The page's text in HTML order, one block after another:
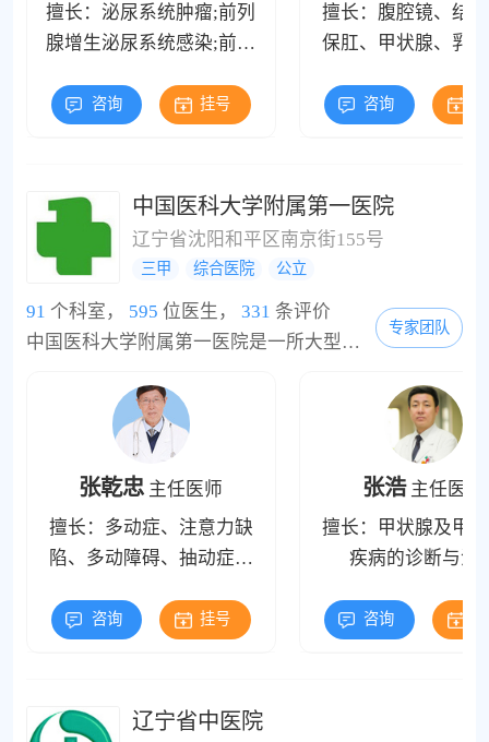
擅长：泌尿系统肿瘤;前列
腺增生泌尿系统感染;前列
咨询 挂号
擅长：腹腔镜、结
保肛、甲状腺、乳
咨询
中国医科大学附属第一医院
辽宁省沈阳和平区南京街155号
三甲 综合医院 公立
91 个科室， 595 位医生， 331 条评价
中国医科大学附属第一医院是一所大型综合性三级甲等医院，也是一所具有光荣革命传统的医院。中国医大一院诞生于二十世纪初，医院的前身可以追溯到同时创建于1908年10月的福建长汀福音医院(原亚盛顿医馆)和沈阳南满洲铁道株式会社奉天医院。医院早期成长与中国共产党领导的革命进程紧密相连，1933年福音医院被改编为中央红色医院，继而成为中国工农红军卫生学校附属医院，后在延安更名为中国医科大学附属医院;1948年沈阳解放，医...
专家团队
张乾忠 主任医师
擅长：多动症、注意力缺
陷、多动障碍、抽动症、
脑瘫、发育迟缓、心理行
验。
咨询 挂号
张浩 主任医师
擅长：甲状腺及甲
疾病的诊断与治
咨询
辽宁省中医院